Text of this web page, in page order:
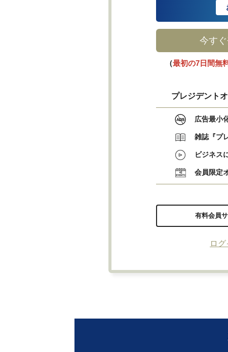
今す
（最初の7日間無
プレジデント
広告最小
雑誌『プ
ビジネス
会員限定
有料会員
ロ